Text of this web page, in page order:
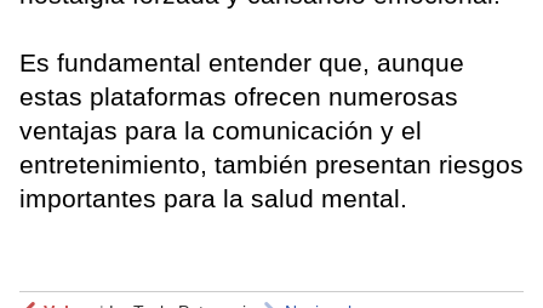
Es fundamental entender que, aunque
estas plataformas ofrecen numerosas
ventajas para la comunicación y el
entretenimiento, también presentan riesgos
importantes para la salud mental.